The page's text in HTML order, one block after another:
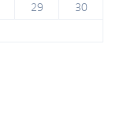
29
30